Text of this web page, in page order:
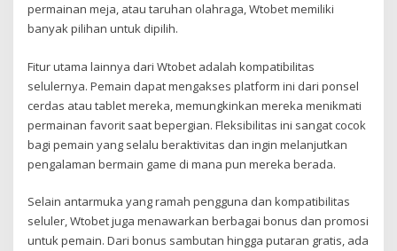
permainan meja, atau taruhan olahraga, Wtobet memiliki
banyak pilihan untuk dipilih.
Fitur utama lainnya dari Wtobet adalah kompatibilitas
selulernya. Pemain dapat mengakses platform ini dari ponsel
cerdas atau tablet mereka, memungkinkan mereka menikmati
permainan favorit saat bepergian. Fleksibilitas ini sangat cocok
bagi pemain yang selalu beraktivitas dan ingin melanjutkan
pengalaman bermain game di mana pun mereka berada.
Selain antarmuka yang ramah pengguna dan kompatibilitas
seluler, Wtobet juga menawarkan berbagai bonus dan promosi
untuk pemain. Dari bonus sambutan hingga putaran gratis, ada